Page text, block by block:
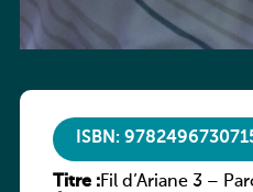
ISBN:
Titre :Fil d’Ariane 3 –